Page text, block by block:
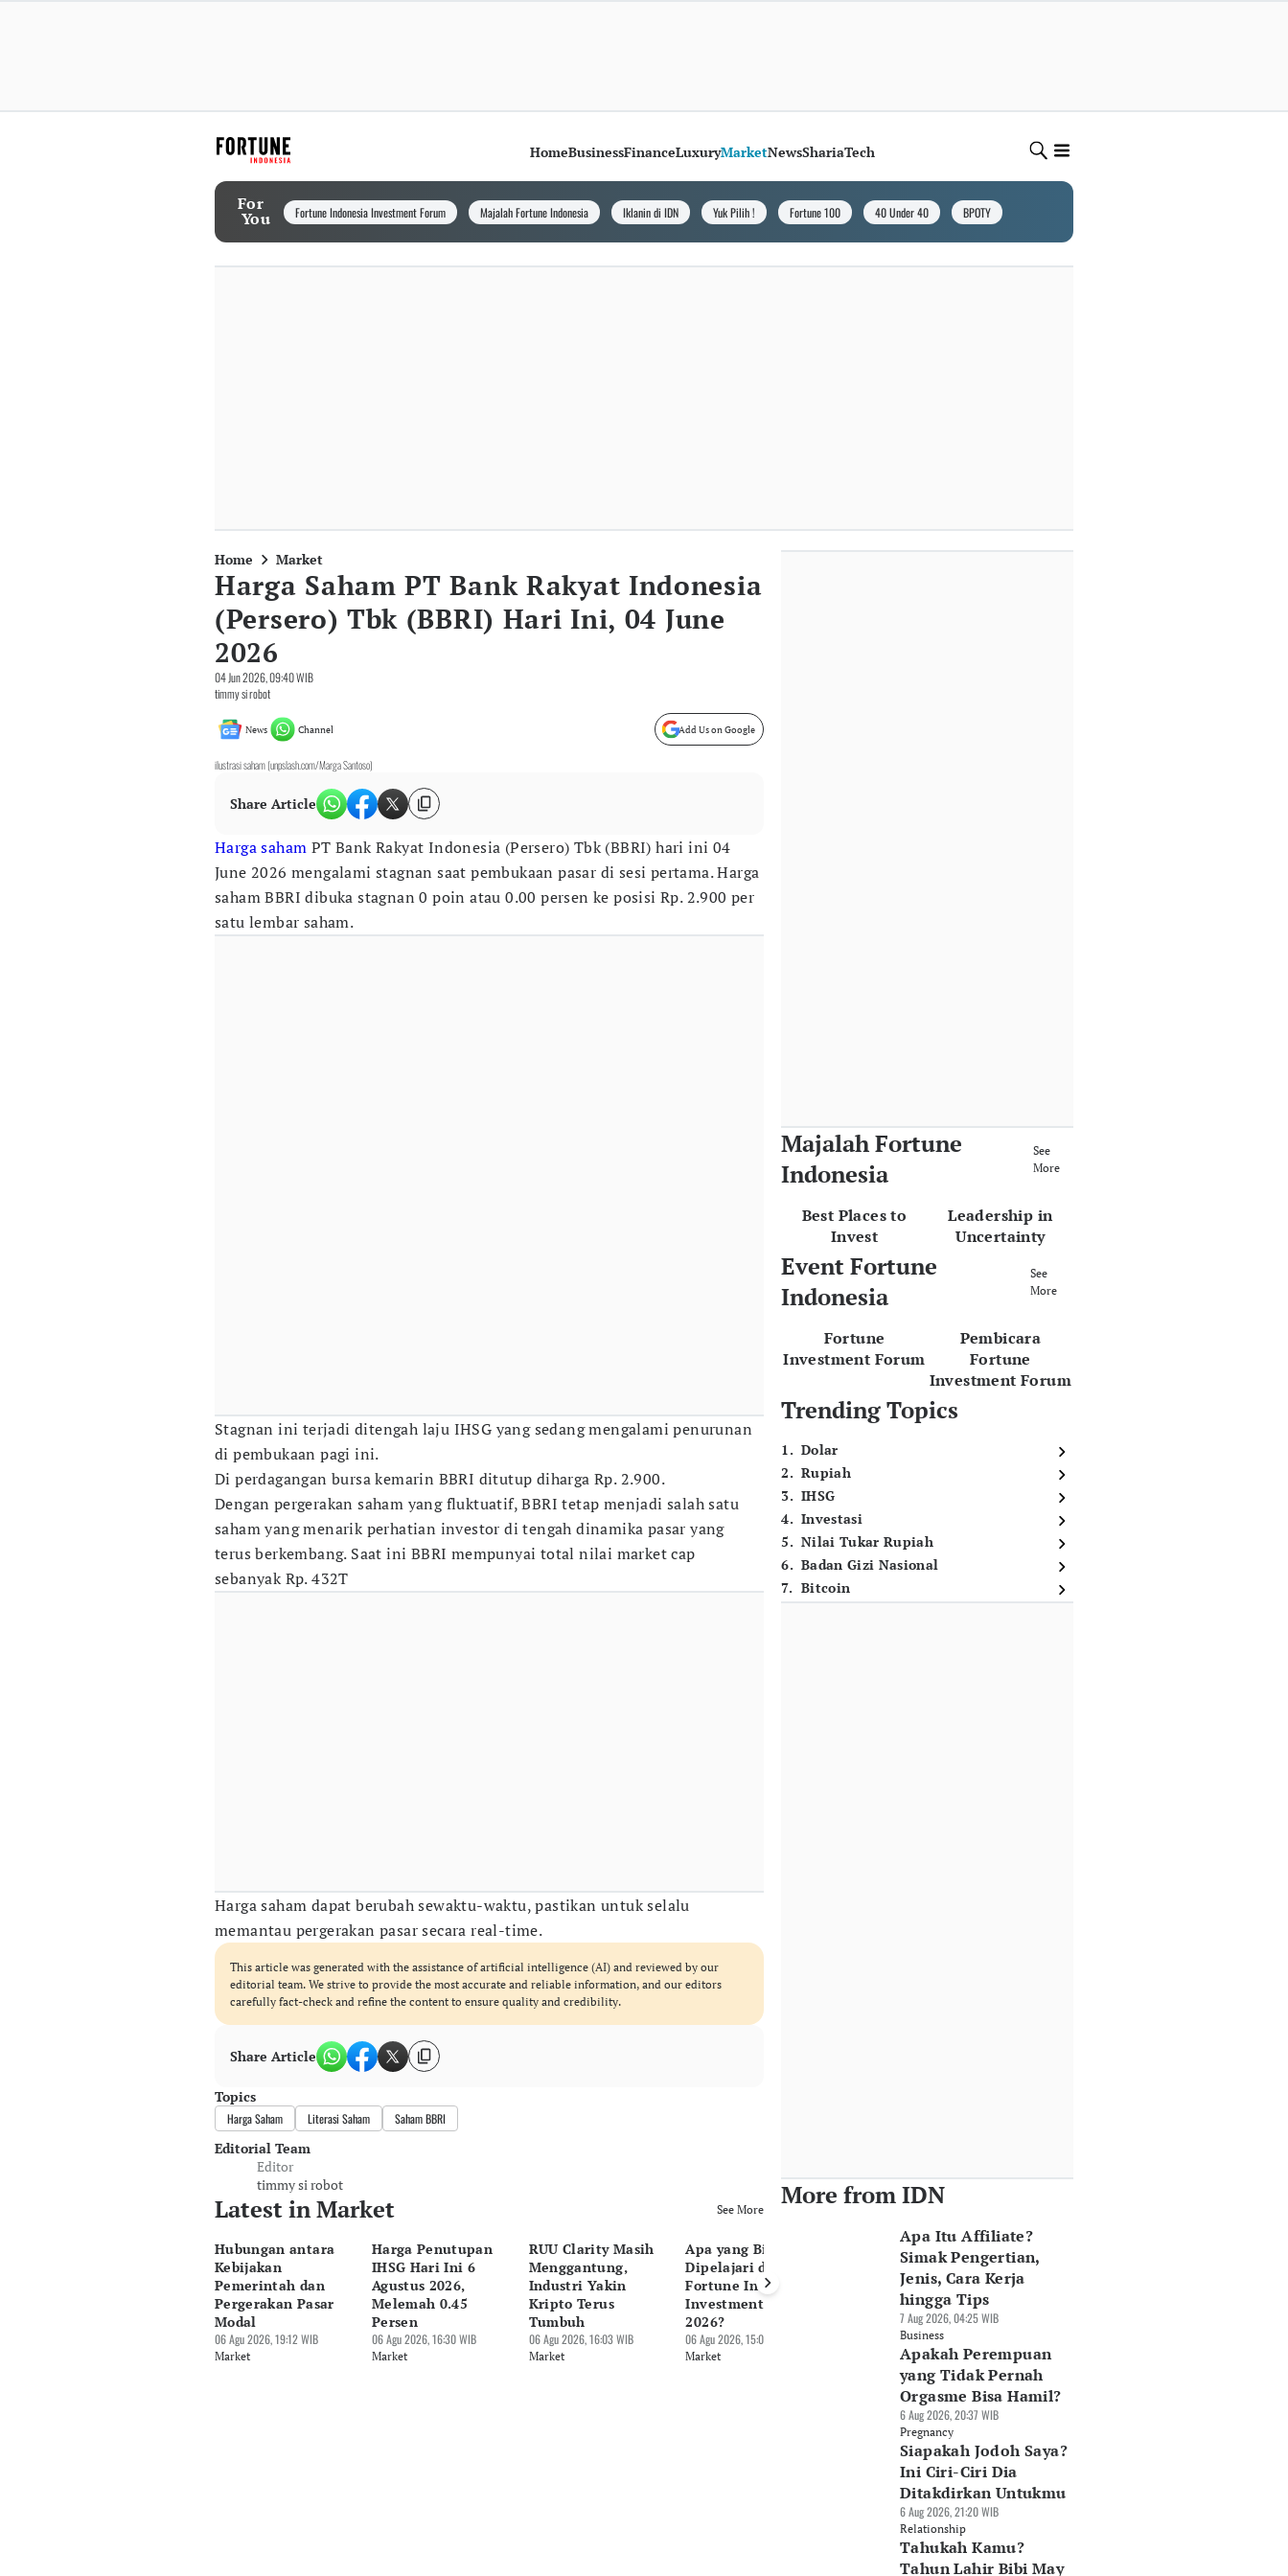
HomeBusinessFinanceLuxuryMarketNewsShariaTech
For
You Fortune Indonesia Investment Forum Majalah Fortune Indonesia Iklanin di IDN Yuk Pilih ! Fortune 100 40 Under 40 BPOTY
Home Market
Harga Saham PT Bank Rakyat Indonesia
(Persero) Tbk (BBRI) Hari Ini, 04 June
2026
04 Jun 2026, 09:40 WIB
timmy si robot
News Channel Add Us on Google
ilustrasi saham (unpslash.com/Marga Santoso)
Share Article
Harga saham PT Bank Rakyat Indonesia (Persero) Tbk (BBRI) hari ini 04
June 2026 mengalami stagnan saat pembukaan pasar di sesi pertama. Harga
saham BBRI dibuka stagnan 0 poin atau 0.00 persen ke posisi Rp. 2.900 per
satu lembar saham.
Stagnan ini terjadi ditengah laju IHSG yang sedang mengalami penurunan
di pembukaan pagi ini.
Di perdagangan bursa kemarin BBRI ditutup diharga Rp. 2.900.
Dengan pergerakan saham yang fluktuatif, BBRI tetap menjadi salah satu
saham yang menarik perhatian investor di tengah dinamika pasar yang
terus berkembang. Saat ini BBRI mempunyai total nilai market cap
sebanyak Rp. 432T
Harga saham dapat berubah sewaktu-waktu, pastikan untuk selalu
memantau pergerakan pasar secara real-time.
This article was generated with the assistance of artificial intelligence (AI) and reviewed by our
editorial team. We strive to provide the most accurate and reliable information, and our editors
carefully fact-check and refine the content to ensure quality and credibility.
Share Article
Topics
Harga Saham Literasi Saham Saham BBRI
Editorial Team
Editor
timmy si robot
Latest in Market See More
Hubungan antara
Kebijakan
Pemerintah dan
Pergerakan Pasar
Modal
06 Agu 2026, 19:12 WIB
Market
Harga Penutupan
IHSG Hari Ini 6
Agustus 2026,
Melemah 0.45
Persen
06 Agu 2026, 16:30 WIB
Market
RUU Clarity Masih
Menggantung,
Industri Yakin
Kripto Terus
Tumbuh
06 Agu 2026, 16:03 WIB
Market
Apa yang Bisa
Dipelajari dari
Fortune Indonesia
Investment Forum
2026?
06 Agu 2026, 15:06 WIB
Market
Harga Emas
Perhiasan Hari Ini, 6
Agustus 2026:
Berkisar Rp688 Ribu
06 Agu 2026, 14:07 WIB
5 Perbedaan S&P
500, Dow Jones, dan
Nasdaq
Majalah Fortune
Indonesia
See
More
Best Places to
Invest
Leadership in
Uncertainty
Event Fortune
Indonesia
See
More
Fortune
Investment Forum
Pembicara
Fortune
Investment Forum
Trending Topics
1. Dolar
2. Rupiah
3. IHSG
4. Investasi
5. Nilai Tukar Rupiah
6. Badan Gizi Nasional
7. Bitcoin
More from IDN
Apa Itu Affiliate?
Simak Pengertian,
Jenis, Cara Kerja
hingga Tips
7 Aug 2026, 04:25 WIB
Business
Apakah Perempuan
yang Tidak Pernah
Orgasme Bisa Hamil?
6 Aug 2026, 20:37 WIB
Pregnancy
Siapakah Jodoh Saya?
Ini Ciri-Ciri Dia
Ditakdirkan Untukmu
6 Aug 2026, 21:20 WIB
Relationship
Tahukah Kamu?
Tahun Lahir Bibi May